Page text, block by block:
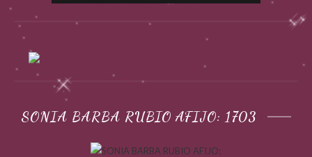
SONIA BARBA RUBIO AFIJO: 1703